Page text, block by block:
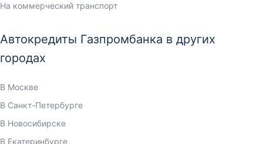
На коммерческий транспорт
Автокредиты Газпромбанка в других
городах
В Москве
В Санкт-Петербурге
В Новосибирске
В Екатеринбурге